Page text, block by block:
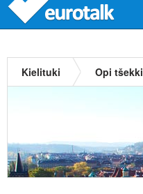
Kielituki Opi tšekki